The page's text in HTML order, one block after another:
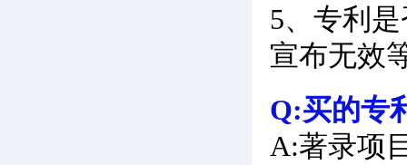
5、专利
宣布无效
Q:买的专
A:著录项